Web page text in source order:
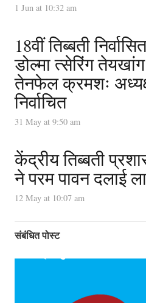
1 Jun at 10:32 am
18वीं तिब्बती
डोल्मा त्सेरिंग
तेनफेल क्रमशः
निर्वाचित
31 May at 9:50 am
केंद्रीय तिब्बती
ने परम पावन दलाई
12 May at 10:07 am
संबंधित पोस्ट